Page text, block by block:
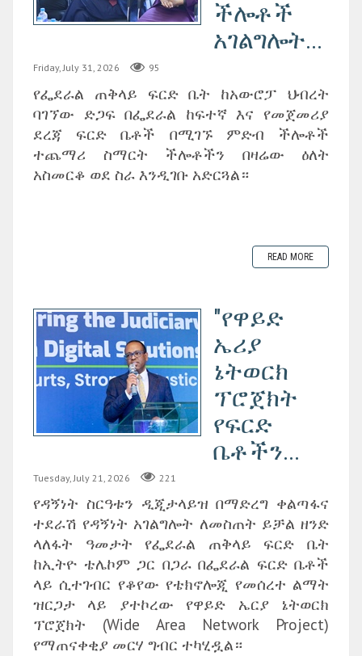
ችሎቶች
አገልግሎት...
Friday, July 31, 2026 95
የፌደራል ጠቅላይ ፍርድ ቤት ከአውሮፓ ህብረት
ባገኘው ድጋፍ በፌደራል ከፍተኛ እና የመጀመሪያ
ደረጃ ፍርድ ቤቶች በሚገኙ ምድብ ችሎቶች
ተጨማሪ ስማርት ችሎቶችን በዛሬው ዕለት
አስመርቆ ወደ ስራ እንዲገቡ አድርጓል።
READ MORE
"የዋይድ
ኤሪያ
ኔትወርክ
ፕሮጀክት
የፍርድ
ቤቶችን...
Tuesday, July 21, 2026 221
የዳኝነት ስርዓቱን ዲጂታላይዝ በማድረግ ቀልጣፋና
ተደራሽ የዳኝነት አገልግሎት ለመስጠት ይቻል ዘንድ
ላለፋት ዓመታት የፌደራል ጠቅላይ ፍርድ ቤት
ከኢትዮ ቴሌኮም ጋር በጋራ በፌደራል ፍርድ ቤቶች
ላይ ሲተገብር የቆየው የቴክኖሎጂ የመሰረተ ልማት
ዝርጋታ ላይ ያተኮረው የዋይድ ኤርያ ኔትወርክ
ፕሮጀክት (Wide Area Network Project)
የማጠናቀቂያ መርሃ ግብር ተካሂዷል።